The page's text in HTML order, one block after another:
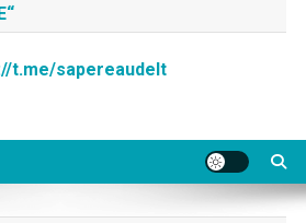
t.me/sapereaudelt